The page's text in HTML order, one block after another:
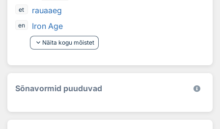
et
rauaaeg
en
Iron Age
keyboard_arrow_down Näita kogu mõistet
Sõnavormid puuduvad